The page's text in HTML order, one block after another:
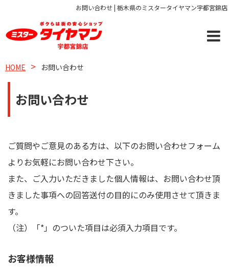
お問い合わせ | 栃木県のミスタータイヤマン宇都宮錦店
HOME お問い合わせ
お問い合わせ
ご質問やご意見のある方は、以下のお問い合わせフォーム
よりお気軽にお問い合わせ下さい。
また、ご入力いただきました個人情報は、お問い合わせ頂
きました事項への回答送付の目的にのみ使用させて頂きま
す。
（注）「*」のついた項目は必須入力項目です。
お客様情報